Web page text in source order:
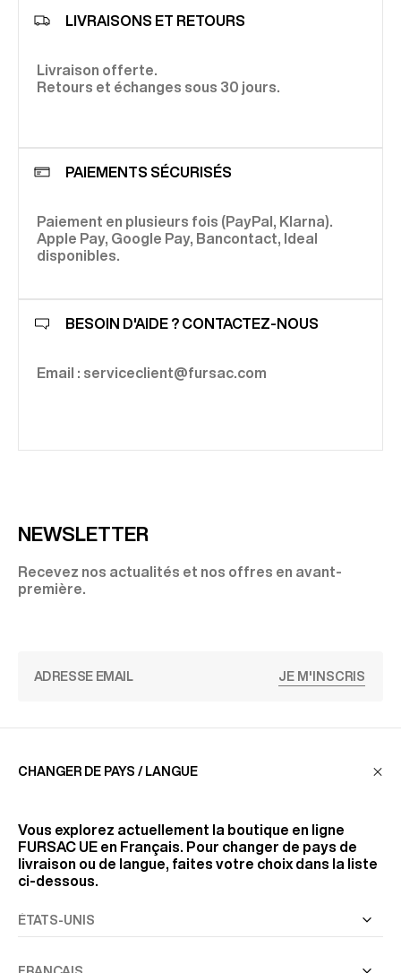
LIVRAISONS ET RETOURS
Livraison offerte.
Retours et échanges sous 30 jours.
PAIEMENTS SÉCURISÉS
Paiement en plusieurs fois (PayPal, Klarna).
Apple Pay, Google Pay, Bancontact, Ideal
disponibles.
BESOIN D'AIDE ? CONTACTEZ-NOUS
Email : serviceclient@fursac.com
NEWSLETTER
Recevez nos actualités et nos offres en avant-
première.
JE M'INSCRIS
LA MAISON
RETROUVEZ-NOUS
CHANGER DE PAYS / LANGUE
Vous explorez actuellement la boutique en ligne
FURSAC UE en Français. Pour changer de pays de
livraison ou de langue, faites votre choix dans la liste
ci-dessous.